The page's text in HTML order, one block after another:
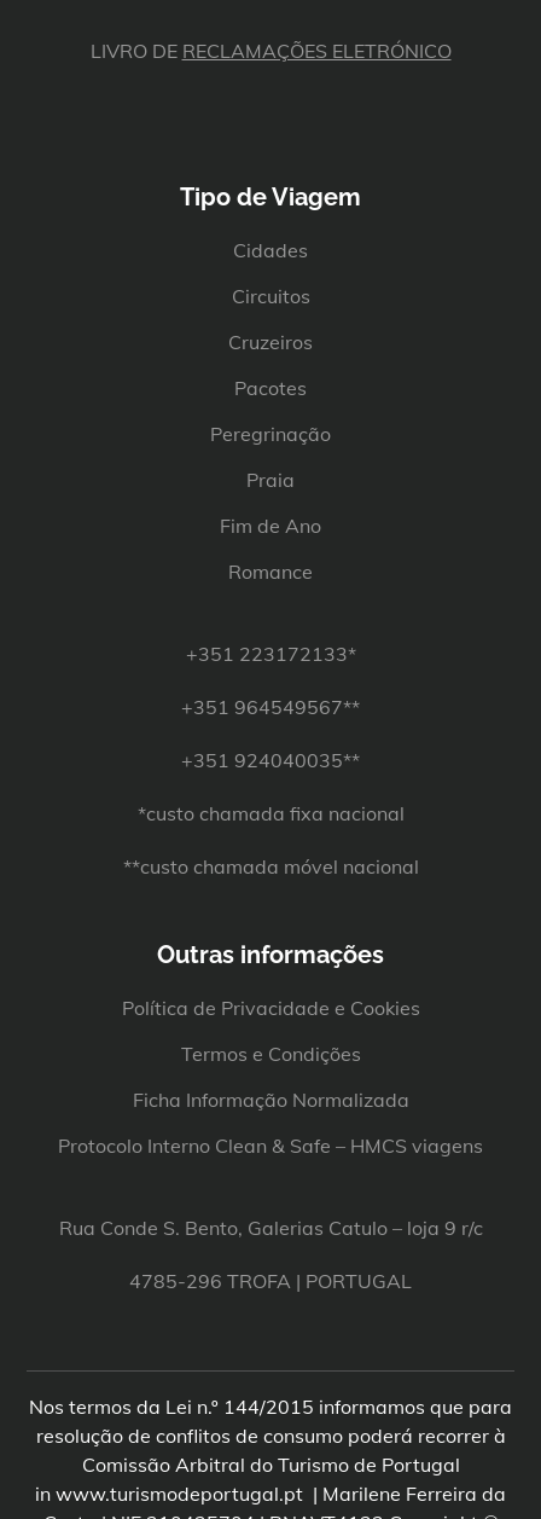
LIVRO DE RECLAMAÇÕES ELETRÓNICO
Tipo de Viagem
Cidades
Circuitos
Cruzeiros
Pacotes
Peregrinação
Praia
Fim de Ano
Romance
+351 223172133*
+351 964549567**
+351 924040035**
*custo chamada fixa nacional
**custo chamada móvel nacional
Outras informações
Política de Privacidade e Cookies
Termos e Condições
Ficha Informação Normalizada
Protocolo Interno Clean & Safe – HMCS viagens
Rua Conde S. Bento, Galerias Catulo – loja 9 r/c
4785-296 TROFA | PORTUGAL
Nos termos da Lei n.º 144/2015 informamos que para
resolução de conflitos de consumo poderá recorrer à
Comissão Arbitral do Turismo de Portugal
in www.turismodeportugal.pt | Marilene Ferreira da